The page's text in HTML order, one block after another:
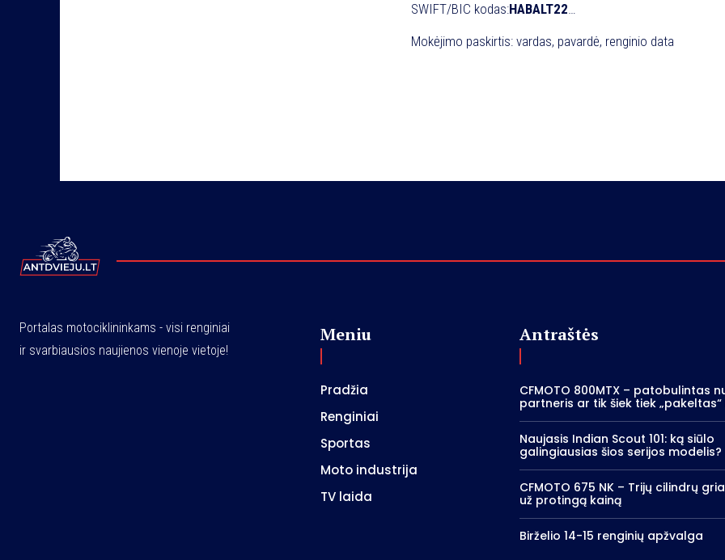
SWIFT/BIC kodas:HABALT22
Sąskaita:
LT967300010146147840
Mokėjimo paskirtis: vardas, pavardė, renginio data
Portalas motociklininkams - visi renginiai
ir svarbiausios naujienos vienoje vietoje!
Meniu
Pradžia
Renginiai
Sportas
Moto industrija
TV laida
Antraštės
CFMOTO 800MTX – patobulintas
partneris ar tik šiek tiek „pakeltas“
Naujasis Indian Scout 101: ką siūlo
galingiausias šios serijos modelis?
CFMOTO 675 NK – Trijų cilindrų
už protingą kainą
Birželio 14-15 renginių apžvalga